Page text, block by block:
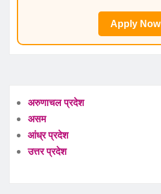
Apply Now
अरुणाचल प्रदेश
असम
आंध्र प्रदेश
उत्तर प्रदेश